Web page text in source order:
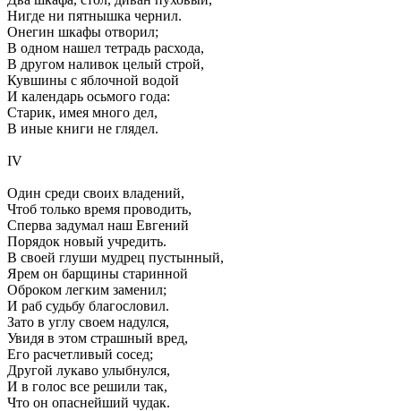
Нигде ни пятнышка чернил.
Онегин шкафы отворил;
В одном нашел тетрадь расхода,
В другом наливок целый строй,
Кувшины с яблочной водой
И календарь осьмого года:
Старик, имея много дел,
В иные книги не глядел.
IV
Один среди своих владений,
Чтоб только время проводить,
Сперва задумал наш Евгений
Порядок новый учредить.
В своей глуши мудрец пустынный,
Ярем он барщины старинной
Оброком легким заменил;
И раб судьбу благословил.
Зато в углу своем надулся,
Увидя в этом страшный вред,
Его расчетливый сосед;
Другой лукаво улыбнулся,
И в голос все решили так,
Что он опаснейший чудак.